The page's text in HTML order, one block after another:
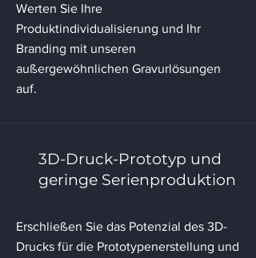
Werten Sie Ihre
Produktindividualisierung und Ihr
Branding mit unseren
außergewöhnlichen Gravurlösungen
auf.
3D-Druck-Prototyp und
geringe Serienproduktion
Erschließen Sie das Potenzial des 3D-
Drucks für die Prototypenerstellung und